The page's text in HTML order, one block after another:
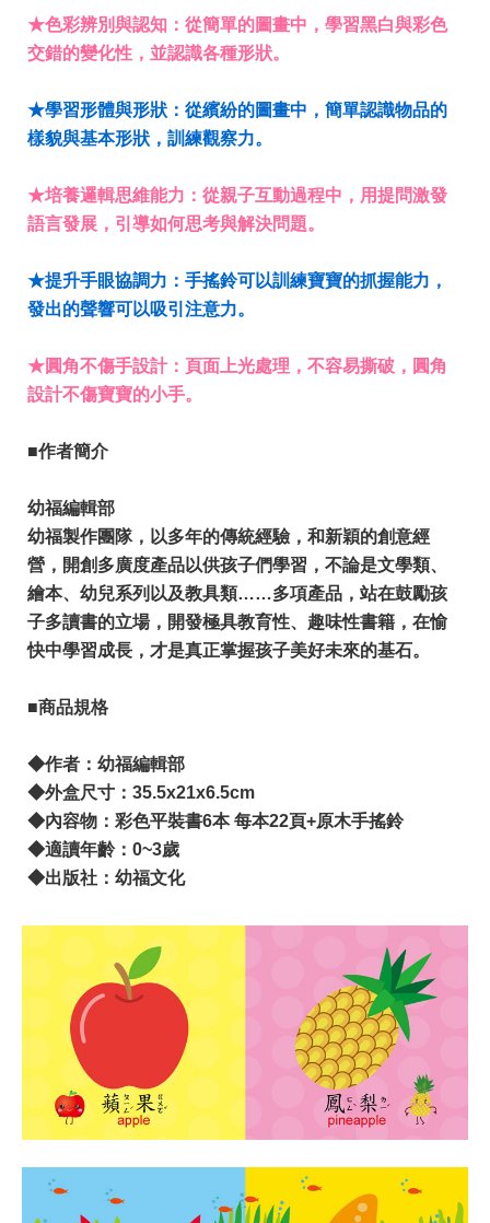
★色彩辨別與認知：從簡單的圖畫中，學習黑白與彩色
交錯的變化性，並認識各種形狀。
★學習形體與形狀：從繽紛的圖畫中，簡單認識物品的
樣貌與基本形狀，訓練觀察力。
★培養邏輯思維能力：從親子互動過程中，用提問激發
語言發展，引導如何思考與解決問題。
★提升手眼協調力：手搖鈴可以訓練寶寶的抓握能力，
發出的聲響可以吸引注意力。
★圓角不傷手設計：頁面上光處理，不容易撕破，圓角
設計不傷寶寶的小手。
■作者簡介
幼福編輯部
幼福製作團隊，以多年的傳統經驗，和新穎的創意經
營，開創多廣度產品以供孩子們學習，不論是文學類、
繪本、幼兒系列以及教具類……多項產品，站在鼓勵孩
子多讀書的立場，開發極具教育性、趣味性書籍，在愉
快中學習成長，才是真正掌握孩子美好未來的基石。
■商品規格
◆作者：幼福編輯部
◆外盒尺寸：35.5x21x6.5cm
◆內容物：彩色平裝書6本 每本22頁+原木手搖鈴
◆適讀年齡：0~3歲
◆出版社：幼福文化